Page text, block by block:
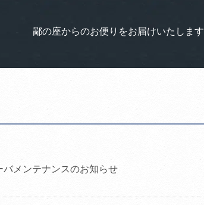
鄙の座からのお便りをお届けいたします
バメンテナンスのお知らせ